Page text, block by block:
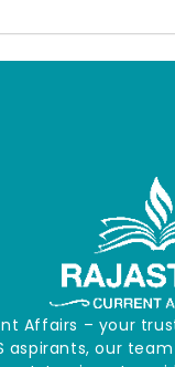
Affairs – your
aspirants, our